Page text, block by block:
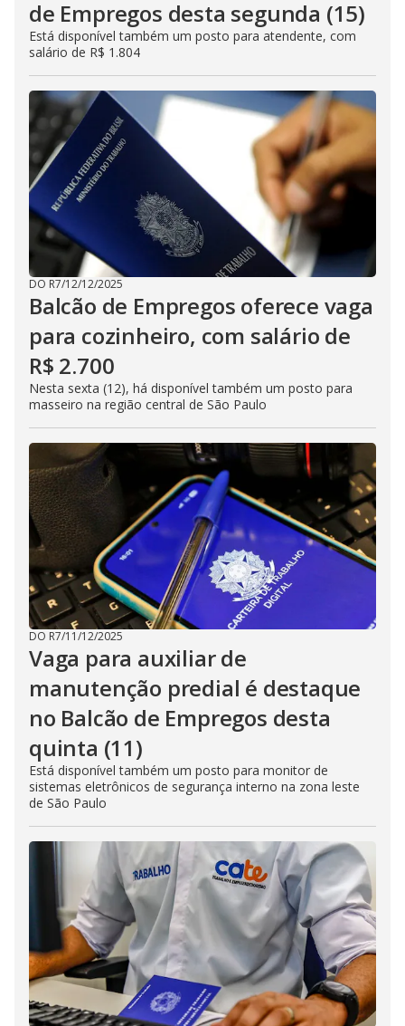
de Empregos desta segunda (15)
Está disponível também um posto para atendente, com
salário de R$ 1.804
DO R7/12/12/2025
Balcão de Empregos oferece vaga
para cozinheiro, com salário de
R$ 2.700
Nesta sexta (12), há disponível também um posto para
masseiro na região central de São Paulo
DO R7/11/12/2025
Vaga para auxiliar de
manutenção predial é destaque
no Balcão de Empregos desta
quinta (11)
Está disponível também um posto para monitor de
sistemas eletrônicos de segurança interno na zona leste
de São Paulo